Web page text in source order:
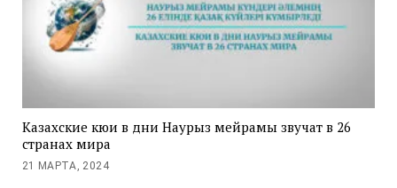
Казахские кюи в дни Наурыз мейрамы звучат в 26
странах мира
21 МАРТА, 2024